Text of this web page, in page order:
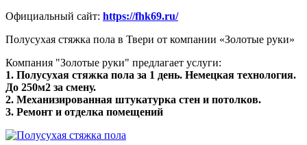
Официальный сайт: https://fhk69.ru/
Полусухая стяжка пола в Твери от компании «Золотые руки»
Компания "Золотые руки" предлагает услуги:
1. Полусухая стяжка пола за 1 день. Немецкая технология.
До 250м2 за смену.
2. Механизированная штукатурка стен и потолков.
3. Ремонт и отделка помещений